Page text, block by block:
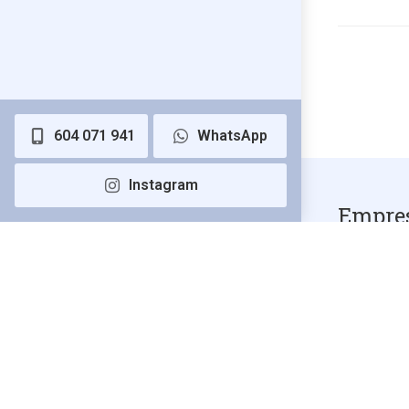
604 071 941 WhatsApp
Instagram